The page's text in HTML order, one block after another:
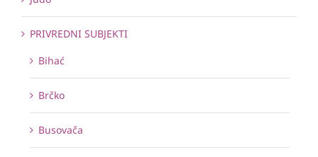
PRIVREDNI SUBJEKTI
Bihać
Brčko
Busovača